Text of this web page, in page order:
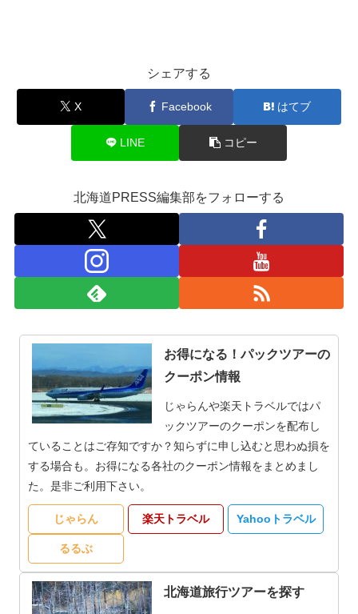
シェアする
X Facebook はてブ
LINE コピー
北海道PRESS編集部をフォローする
お得になる！パックツアーの
クーポン情報
じゃらんや楽天トラベルではパ
ックツアーのクーポンを配布し
ていることはご存知ですか？知らずに申し込むと思わぬ損を
する場合も。お得になる各社のクーポン情報をまとめまし
た。是非ご利用下さい。
じゃらん 楽天トラベル Yahooトラベル
るるぶ
北海道旅行ツアーを探す